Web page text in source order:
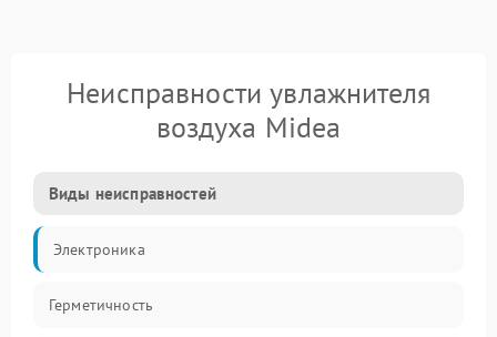
Неисправности увлажнителя
воздуха Midea
Виды неисправностей
Электроника
Герметичность